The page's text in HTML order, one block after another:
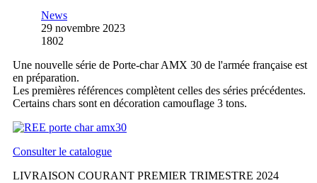
News
29 novembre 2023
1802
Une nouvelle série de Porte-char AMX 30 de l'armée française est
en préparation.
Les premières références complètent celles des séries précédentes.
Certains chars sont en décoration camouflage 3 tons.
Consulter le catalogue
LIVRAISON COURANT PREMIER TRIMESTRE 2024